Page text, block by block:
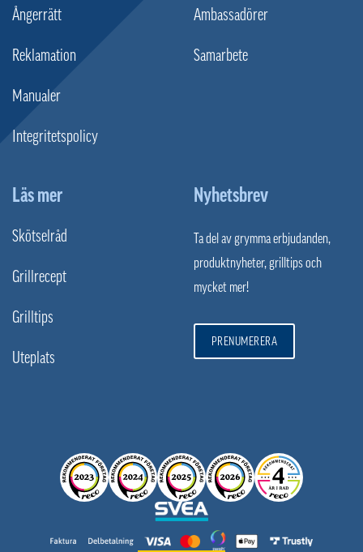
Ångerrätt
Reklamation
Manualer
Integritetspolicy
Ambassadörer
Samarbete
Läs mer
Skötselråd
Grillrecept
Grilltips
Uteplats
Nyhetsbrev
Ta del av grymma erbjudanden,
produktnyheter, grilltips och
mycket mer!
PRENUMERERA